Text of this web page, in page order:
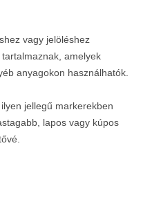
vagy jelöléshez
amelyek
anyagokon használhatók.
jellegű markerekben
lapos vagy kúpos